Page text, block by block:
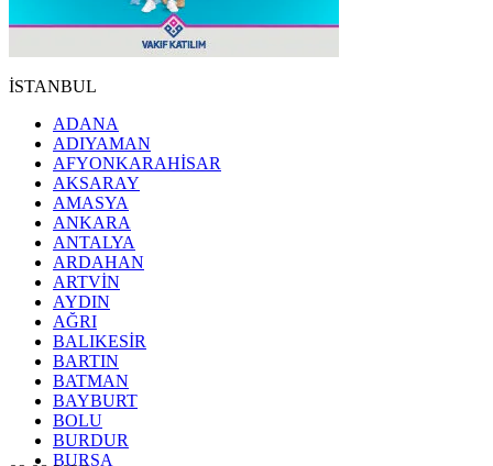
İSTANBUL
ADANA
ADIYAMAN
AFYONKARAHİSAR
AKSARAY
AMASYA
ANKARA
ANTALYA
ARDAHAN
ARTVİN
AYDIN
AĞRI
BALIKESİR
BARTIN
BATMAN
BAYBURT
BOLU
BURDUR
BURSA